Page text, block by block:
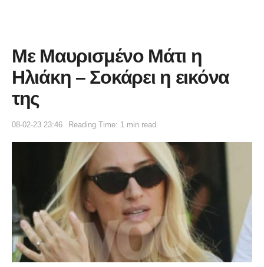
Με Μαυρισμένο Μάτι η
Ηλιάκη – Σοκάρει η εικόνα
της
08-02-23 23:46 Reading Time: 1 min read